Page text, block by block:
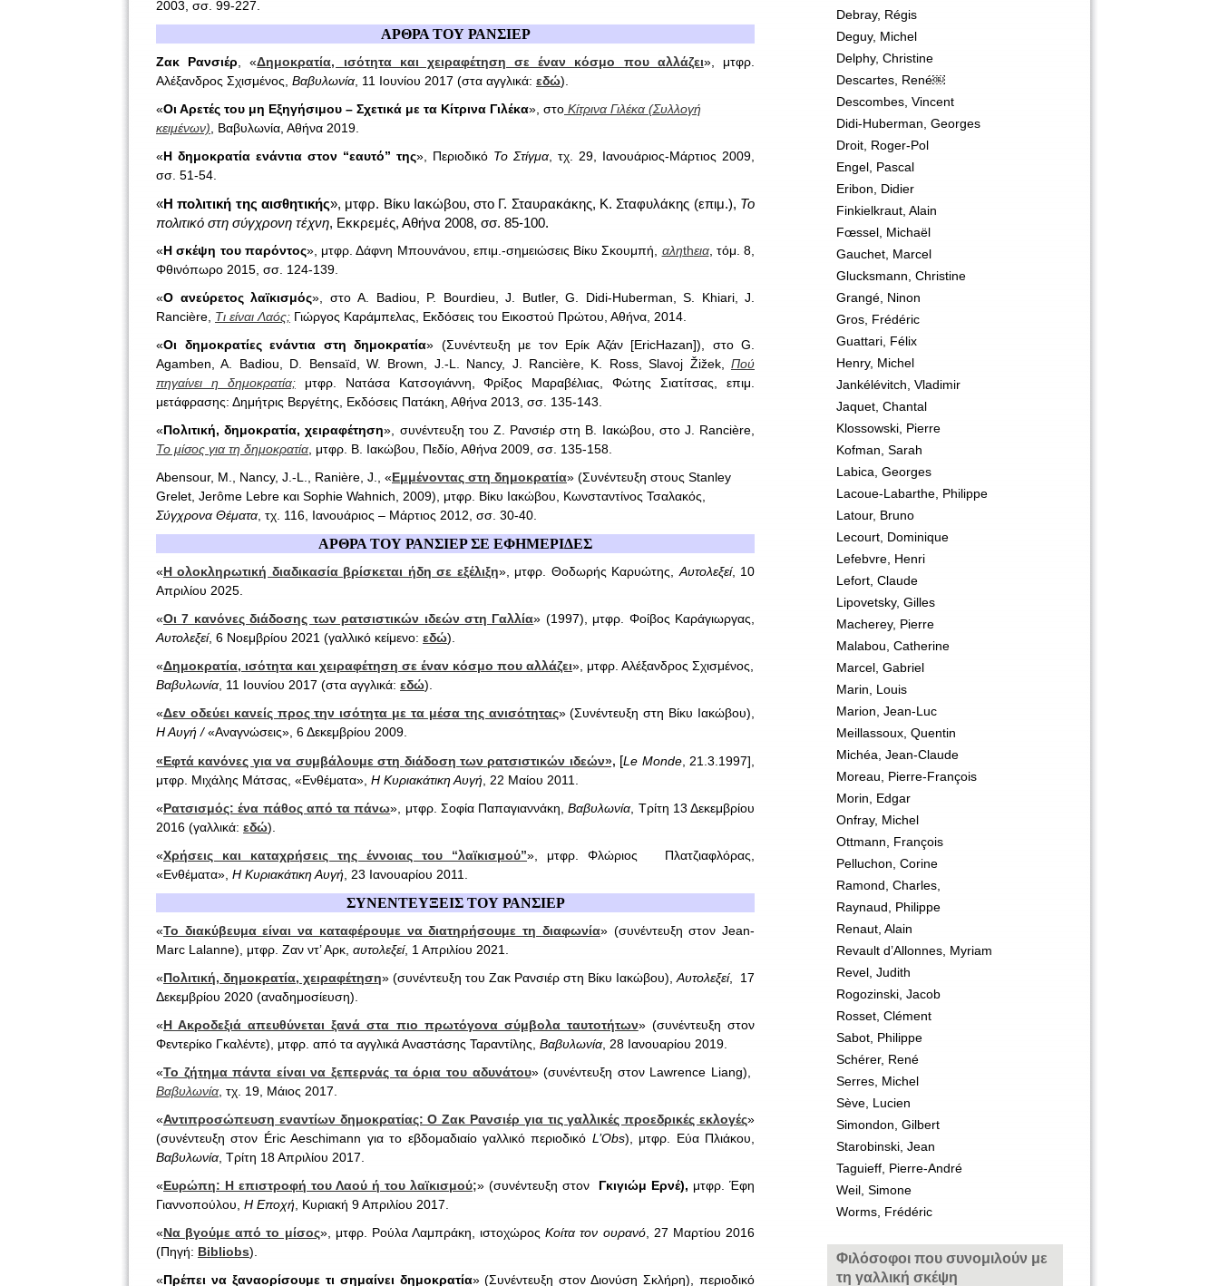
2003, σσ. 99-227.
ΑΡΘΡΑ ΤΟΥ ΡΑΝΣΙΕΡ
Ζακ Ρανσιέρ , «Δημοκρατία, ισότητα και χειραφέτηση σε έναν κόσμο που αλλάζει», μτφρ.
Αλέξανδρος Σχισμένος, Βαβυλωνία , 11 Ιουνίου 2017 (στα αγγλικά: εδώ).
«Οι Αρετές του μη Εξηγήσιμου – Σχετικά με τα Κίτρινα Γιλέκα», στο Κίτρινα Γιλέκα (Συλλογή
κειμένων) , Βαβυλωνία, Αθήνα 2019.
«Η δημοκρατία ενάντια στον “εαυτό” της», Περιοδικό Το Στίγμα , τχ. 29, Ιανουάριος-Μάρτιος 2009,
σσ. 51-54.
«Η πολιτική της αισθητικής», μτφρ. Βίκυ Ιακώβου, στο Γ. Σταυρακάκης, Κ. Σταφυλάκης (επιμ.), Το
πολιτικό στη σύγχρονη τέχνη, Εκκρεμές, Αθήνα 2008, σσ. 85-100.
«Η σκέψη του παρόντος», μτφρ. Δάφνη Μπουνάνου, επιμ.-σημειώσεις Βίκυ Σκουμπή, αληthεια, τόμ. 8,
Φθινόπωρο 2015, σσ. 124-139.
«Ο ανεύρετος λαϊκισμός», στο A. Badiou, P. Bourdieu, J. Butler, G. Didi-Huberman, S. Khiari, J.
Rancière, Τι είναι Λαός; Γιώργος Καράμπελας, Εκδόσεις του Εικοστού Πρώτου, Αθήνα, 2014.
«Οι δημοκρατίες ενάντια στη δημοκρατία» (Συνέντευξη με τον Ερίκ Αζάν [EricHazan]), στο G.
Agamben, A. Badiou, D. Bensaïd, W. Brown, J.-L. Nancy, J. Rancière, K. Ross, Slavoj Žižek, Πού
πηγαίνει η δημοκρατία;
μτφρ. Νατάσα Κατσογιάννη, Φρίξος Μαραβέλιας, Φώτης Σιατίτσας, επιμ.
μετάφρασης: Δημήτρις Βεργέτης, Εκδόσεις Πατάκη, Αθήνα 2013, σσ. 135-143.
«Πολιτική, δημοκρατία, χειραφέτηση», συνέντευξη του Ζ. Ρανσιέρ στη Β. Ιακώβου, στο J. Rancière,
Το μίσος για τη δημοκρατία , μτφρ. Β. Ιακώβου, Πεδίο, Αθήνα 2009, σσ. 135-158.
Abensour, M., Nancy, J.-L., Ranière, J., «Εμμένοντας στη δημοκρατία» (Συνέντευξη στους Stanley
Grelet, Jerôme Lebre και Sophie Wahnich, 2009), μτφρ. Βίκυ Ιακώβου, Κωνσταντίνος Τσαλακός,
Σύγχρονα Θέματα , τχ. 116, Ιανουάριος – Μάρτιος 2012, σσ. 30-40.
ΑΡΘΡΑ ΤΟΥ ΡΑΝΣΙΕΡ ΣΕ ΕΦΗΜΕΡΙΔΕΣ
«Η ολοκληρωτική διαδικασία βρίσκεται ήδη σε εξέλιξη», μτφρ. Θοδωρής Καρυώτης, Αυτολεξεί, 10
Απριλίου 2025.
«Οι 7 κανόνες διάδοσης των ρατσιστικών ιδεών στη Γαλλία» (1997), μτφρ. Φοίβος Καράγιωργας,
Αυτολεξεί, 6 Νοεμβρίου 2021 (γαλλικό κείμενο: εδώ).
«Δημοκρατία, ισότητα και χειραφέτηση σε έναν κόσμο που αλλάζει», μτφρ. Αλέξανδρος Σχισμένος,
Βαβυλωνία , 11 Ιουνίου 2017 (στα αγγλικά: εδώ).
«Δεν οδεύει κανείς προς την ισότητα με τα μέσα της ανισότητας» (Συνέντευξη στη Βίκυ Ιακώβου),
Η Αυγή /«Αναγνώσεις», 6 Δεκεμβρίου 2009.
«Εφτά κανόνες για να συμβάλουμε στη διάδοση των ρατσιστικών ιδεών», [Le Monde, 21.3.1997],
μτφρ. Μιχάλης Μάτσας, «Ενθέματα», Η Κυριακάτικη Αυγή , 22 Μαίου 2011.
«Ρατσισμός: ένα πάθος από τα πάνω», μτφρ. Σοφία Παπαγιαννάκη,Βαβυλωνία , Τρίτη 13 Δεκεμβρίου
2016 (γαλλικά: εδώ).
«Χρήσεις και καταχρήσεις της έννοιας του “λαϊκισμού”», μτφρ. Φλώριος
Πλατζιαφλόρας,
«Ενθέματα», Η Κυριακάτικη Αυγή , 23 Ιανουαρίου 2011.
ΣΥΝΕΝΤΕΥΞΕΙΣ ΤΟΥ ΡΑΝΣΙΕΡ
«Το διακύβευμα είναι να καταφέρουμε να διατηρήσουμε τη διαφωνία» (συνέντευξη στον Jean-
Marc Lalanne), μτφρ. Ζαν ντ’ Αρκ, αυτολεξεί, 1 Απριλίου 2021.
«Πολιτική, δημοκρατία, χειραφέτηση» (συνέντευξη του Ζακ Ρανσιέρ στη Βίκυ Ιακώβου), Αυτολεξεί, 17
Δεκεμβρίου 2020 (αναδημοσίευση).
«Η Ακροδεξιά απευθύνεται ξανά στα πιο πρωτόγονα σύμβολα ταυτοτήτων» (συνέντευξη στον
Φεντερίκο Γκαλέντε), μτφρ. από τα αγγλικά Αναστάσης Ταραντίλης, Βαβυλωνία , 28 Ιανουαρίου 2019.
«Το ζήτημα πάντα είναι να ξεπερνάς τα όρια του αδυνάτου» (συνέντευξη στον Lawrence Liang),
Βαβυλωνία , τχ. 19, Μάιος 2017.
«Αντιπροσώπευση εναντίων δημοκρατίας: Ο Ζακ Ρανσιέρ για τις γαλλικές προεδρικές εκλογές»
(συνέντευξη στον Éric Aeschimann για το εβδομαδιαίο γαλλικό περιοδικό L’Obs), μτφρ. Εύα Πλιάκου,
Βαβυλωνία , Τρίτη 18 Απριλίου 2017.
«Ευρώπη: Η επιστροφή του Λαού ή του λαϊκισμού;» (συνέντευξη στον Γκιγιώμ Ερνέ), μτφρ. Έφη
Γιαννοπούλου, Η Εποχή , Κυριακή 9 Απριλίου 2017.
«Να βγούμε από το μίσος», μτφρ. Ρούλα Λαμπράκη, ιστοχώροςΚοίτα τον ουρανό, 27 Μαρτίου 2016
(Πηγή: Bibliobs).
«Πρέπει να ξαναορίσουμε τι σημαίνει δημοκρατία» (Συνέντευξη στον Διονύση Σκλήρη), περιοδικό
Debray, Régis
Deguy, Michel
Delphy, Christine
Descartes, René￼
Descombes, Vincent
Didi-Huberman, Georges
Droit, Roger-Pol
Engel, Pascal
Eribon, Didier
Finkielkraut, Alain
Fœssel, Michaël
Gauchet, Marcel
Glucksmann, Christine
Grangé, Ninon
Gros, Frédéric
Guattari, Félix
Henry, Michel
Jankélévitch, Vladimir
Jaquet, Chantal
Klossowski, Pierre
Kofman, Sarah
Labica, Georges
Lacoue-Labarthe, Philippe
Latour, Bruno
Lecourt, Dominique
Lefebvre, Henri
Lefort, Claude
Lipovetsky, Gilles
Macherey, Pierre
Malabou, Catherine
Marcel, Gabriel
Marin, Louis
Marion, Jean-Luc
Meillassoux, Quentin
Michéa, Jean-Claude
Moreau, Pierre-François
Morin, Edgar
Onfray, Michel
Ottmann, François
Pelluchon, Corine
Ramond, Charles,
Raynaud, Philippe
Renaut, Alain
Revault d’Allonnes, Myriam
Revel, Judith
Rogozinski, Jacob
Rosset, Clément
Sabot, Philippe
Schérer, René
Serres, Michel
Sève, Lucien
Simondon, Gilbert
Starobinski, Jean
Taguieff, Pierre-André
Weil, Simone
Worms, Frédéric
Φιλόσοφοι που συνομιλούν με
τη γαλλική σκέψη